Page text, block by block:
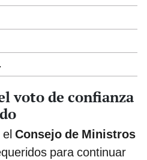
voto de confianza
el Consejo de Ministros
para continuar